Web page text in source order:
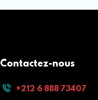
Contactez-nous
+212 6 888 73407